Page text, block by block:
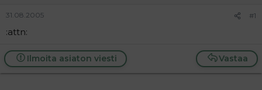
n
a
o
i
t
s
t
i
31.08.2005 #1
:attn:
Vastaa
Ilmoita asiaton viesti